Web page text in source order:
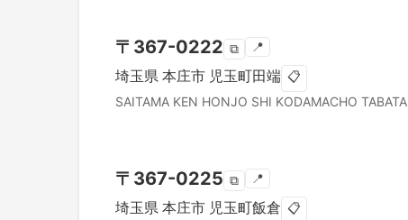
〒 367-0222 ⧉ 📍
埼玉県 本庄市 児玉町田端 📋
SAITAMA KEN HONJO SHI KODAMACHO TABATA
〒 367-0225 ⧉ 📍
埼玉県 本庄市 児玉町飯倉 📋